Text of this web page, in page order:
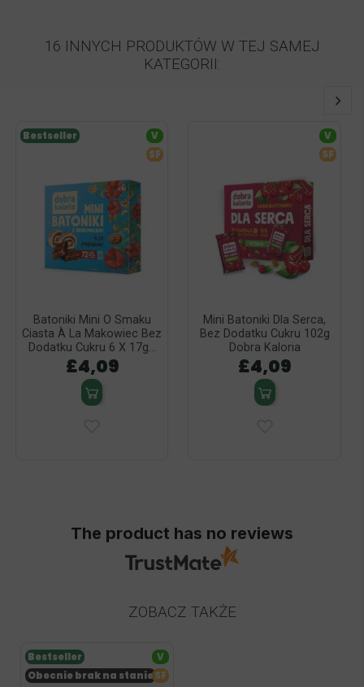
16 INNYCH PRODUKTÓW W TEJ SAMEJ
KATEGORII:
Batoniki Mini O Smaku
Ciasta À La Makowiec Bez
Dodatku Cukru 6 X 17g...
£4,09
Bestseller
V
SF
Mini Batoniki Dla Serca,
Bez Dodatku Cukru 102g
Dobra Kaloria
£4,09
V
SF
The product has no reviews
ZOBACZ TAKŻE
Obecnie brak na stanie
Bestseller
V
SF